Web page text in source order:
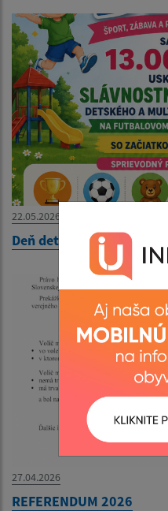
22.05.2026
Deň detí 2026
27.04.2026
REFERENDUM 2026